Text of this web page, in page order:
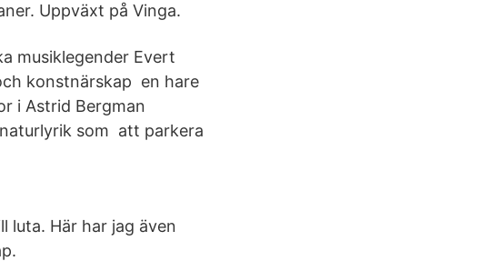
Uppväxt på Vinga.
musiklegender Evert
konstnärskap en hare
i Astrid Bergman
som att parkera
luta. Här har jag även